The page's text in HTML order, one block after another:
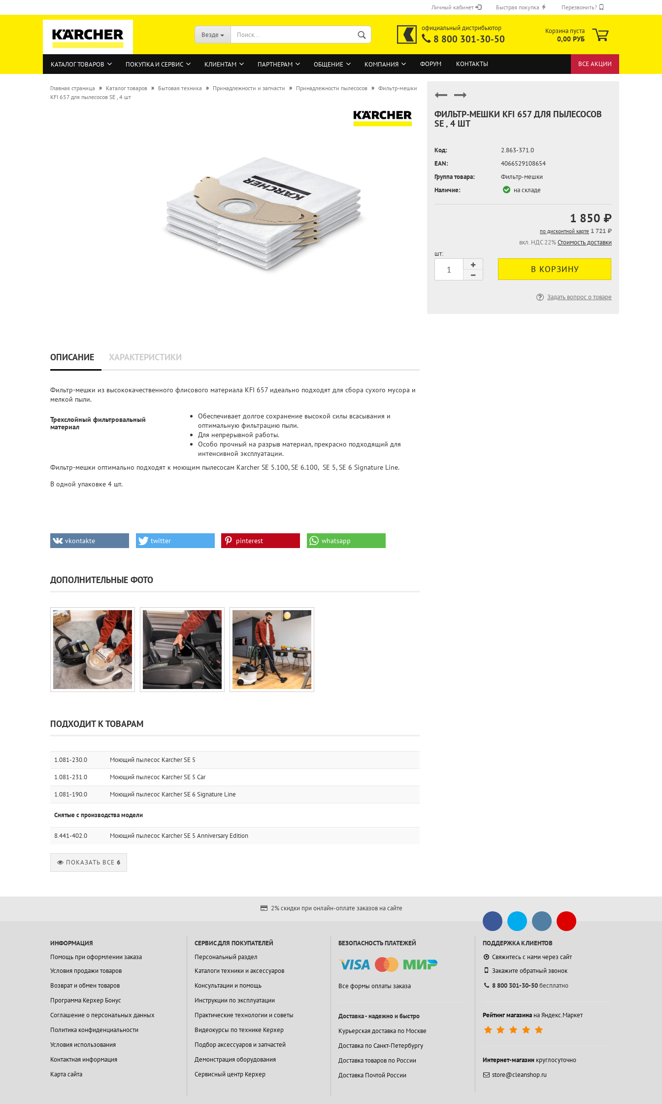
Личный кабинет
ВОЙТИ
Быстрая покупка Перезвонить?
ОТПРАВИТЬ
Везде
официальный дистрибьютор
8 800 301-30-50
Корзина пуста
0,00 РУБ
КАТАЛОГ ТОВАРОВ ПОКУПКА И СЕРВИС КЛИЕНТАМ ПАРТНЕРАМ ОБЩЕНИЕ КОМПАНИЯ ФОРУМ КОНТАКТЫ ВСЕ АКЦИИ
Главная страница » Каталог товаров » Бытовая техника » Принадлежности и запчасти » Принадлежности пылесосов » Фильтр-мешки
KFI 657 для пылесосов SE , 4 шт
ФИЛЬТР-МЕШКИ KFI 657 ДЛЯ ПЫЛЕСОСОВ
SE , 4 ШТ
Код:
2.863-371.0
EAN:
4066529108654
Группа товара:
Фильтр-мешки
Наличие:
на складе
1 850 ₽
по дисконтной карте 1 721 ₽
вкл. НДС 22%Стоимость доставки
шт:
Задать вопрос о товаре
ОПИСАНИЕ ХАРАКТЕРИСТИКИ
Фильтр-мешки из высококачественного флисового материала KFI 657 идеально подходят для сбора сухого мусора и
мелкой пыли.
Трехслойный фильтровальный
материал
Обеспечивает долгое сохранение высокой силы всасывания и
оптимальную фильтрацию пыли.
Для непрерывной работы.
Особо прочный на разрыв материал, прекрасно подходящий для
интенсивной эксплуатации.
Фильтр-мешки оптимально подходят к моющим пылесосам Karcher SE 5.100, SE 6.100, SE 5, SE 6 Signature Line.
В одной упаковке 4 шт.
vkontakte twitter pinterest whatsapp
ДОПОЛНИТЕЛЬНЫЕ ФОТО
ПОДХОДИТ К ТОВАРАМ
1.081-230.0 Моющий пылесос Karcher SE 5
1.081-231.0 Моющий пылесос Karcher SE 5 Car
1.081-190.0 Моющий пылесос Karcher SE 6 Signature Line
Снятые с производства модели
8.441-402.0 Моющий пылесос Karcher SE 5 Anniversary Edition
ПОКАЗАТЬ ВСЕ6
2% скидки при онлайн-оплате заказов на сайте
ИНФОРМАЦИЯ
Помощь при оформлении заказа
Условия продажи товаров
Возврат и обмен товаров
Программа Керхер Бонус
Соглашение о персональных данных
Политика конфиденциальности
Условия использования
Контактная информация
Карта сайта
СЕРВИС ДЛЯ ПОКУПАТЕЛЕЙ
Персональный раздел
Каталоги техники и аксессуаров
Консультации и помощь
Инструкции по эксплуатации
Практические технологии и советы
Видеокурсы по технике Керхер
Подбор аксессуаров и запчастей
Демонстрация оборудования
Сервисный центр Керхер
БЕЗОПАСНОСТЬ ПЛАТЕЖЕЙ
Все формы оплаты заказа
Доставка - надежно и быстро
Курьерская доставка по Москве
Доставка по Санкт-Петербургу
Доставка товаров по России
Доставка Почтой России
ПОДДЕРЖКА КЛИЕНТОВ
Свяжитесь с нами через сайт
Закажите обратный звонок
8 800 301-30-50бесплатно
Рейтинг магазинана Яндекс.Маркет
Интернет-магазинкруглосуточно
store@cleanshop.ru